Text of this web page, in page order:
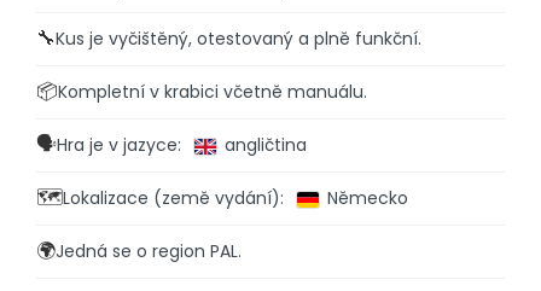
🔧Kus je vyčištěný, otestovaný a plně funkční.
📦Kompletní v krabici včetně manuálu.
🗣️Hra je v jazyce: angličtina
🗺️Lokalizace (země vydání): Německo
🌍Jedná se o region PAL.